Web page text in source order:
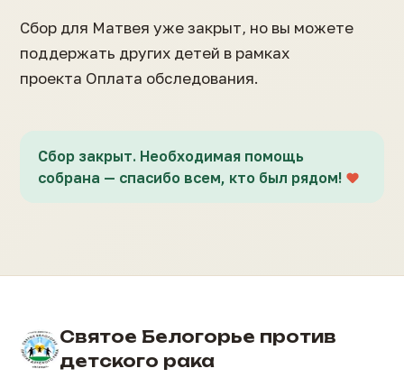
Сбор для Матвея уже закрыт, но вы можете
поддержать других детей в рамках
проекта Оплата обследования.
Сбор закрыт. Необходимая помощь
собрана — спасибо всем, кто был рядом!
Святое Белогорье против
детского рака